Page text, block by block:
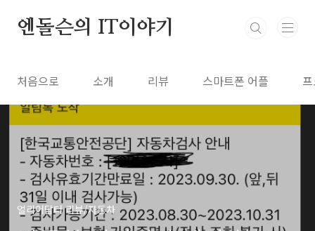
엔돌슨의 IT이야기
처음으로 소개 리뷰 스마트폰 어플
얼리어답터 리뷰/자동차